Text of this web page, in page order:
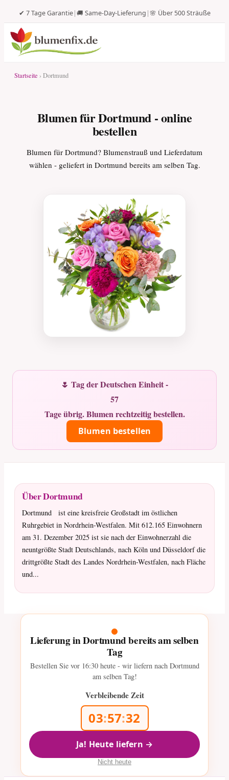
✔ 7 Tage Garantie|🚚 Same-Day-Lieferung |🌸 Über 500 Sträuße
Startseite › Dortmund
Blumen für Dortmund - online
bestellen
Blumen für Dortmund? Blumenstrauß und Lieferdatum
wählen - geliefert in Dortmund bereits am selben Tag.
🌷 Tag der Deutschen Einheit -
57
Tage übrig. Blumen rechtzeitig bestellen.
Blumen bestellen
Über Dortmund
Dortmund ist eine kreisfreie Großstadt im östlichen
Ruhrgebiet in Nordrhein-Westfalen. Mit 612.165 Einwohnern
am 31. Dezember 2025 ist sie nach der Einwohnerzahl die
neuntgrößte Stadt Deutschlands, nach Köln und Düsseldorf die
drittgrößte Stadt des Landes Nordrhein-Westfalen, nach Fläche
und...
Lieferung in Dortmund bereits am selben
Tag
Bestellen Sie vor 16:30heute - wir liefern nach Dortmund
am selben Tag!
Verbleibende Zeit
03:57:31
Ja! Heute liefern →
Nicht heute